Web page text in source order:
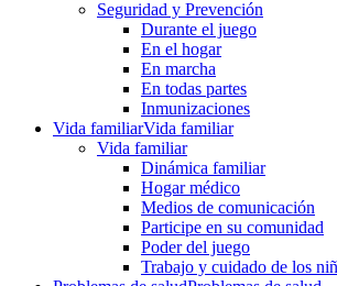
Seguridad y Prevención
Durante el juego
En el hogar
En marcha
En todas partes
Inmunizaciones
Vida familiarVida familiar
Vida familiar
Dinámica familiar
Hogar médico
Medios de comunicación
Participe en su comunidad
Poder del juego
Trabajo y cuidado de los